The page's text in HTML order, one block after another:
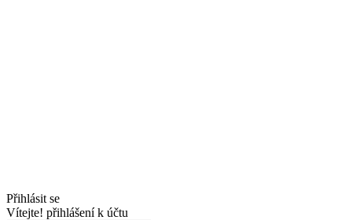
Přihlásit se
Vítejte! přihlášení k účtu